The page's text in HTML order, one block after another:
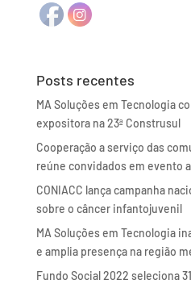
Posts recentes
MA Soluções em Tecnologia
expositora na 23ª Construsul
Cooperação a serviço das
reúne convidados em evento
CONIACC lança campanha
sobre o câncer infantojuvenil
MA Soluções em Tecnologia
e amplia presença na região
Fundo Social 2022 seleciona